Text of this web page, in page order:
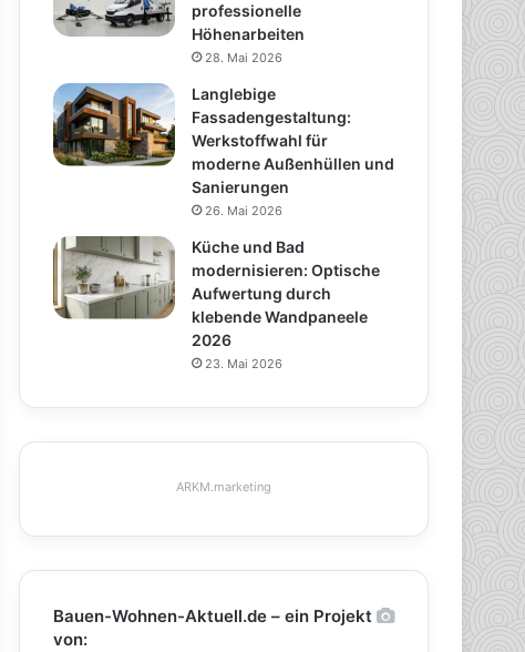
professionelle
Höhenarbeiten
28. Mai 2026
Langlebige
Fassadengestaltung:
Werkstoffwahl für
moderne Außenhüllen und
Sanierungen
26. Mai 2026
Küche und Bad
modernisieren: Optische
Aufwertung durch
klebende Wandpaneele
2026
23. Mai 2026
ARKM.marketing
Bauen-Wohnen-Aktuell.de – ein Projekt
von: